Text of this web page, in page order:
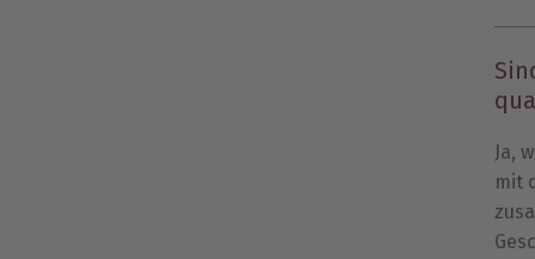
Ja,
mit